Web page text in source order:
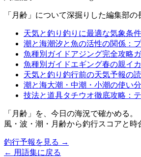
「 月齢 」について深掘りした編集部の
天気と釣り 釣りに最適な気象条
潮と海潮汐と魚の活性の関係：
魚種別ガイドアジング完全攻略
魚種別ガイドエギング春の親イ
天気と釣り 釣行前の天気予報の
潮と海大潮・中潮・小潮の使い
技法と道具タチウオ徹底攻略：
「 月齢 」を、今日の海況で確かめる。
風・波・潮・月齢から釣行スコアと時
釣行予報を見る →
← 用語集に戻る